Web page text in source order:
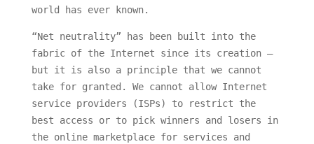
world has ever known.
“Net neutrality” has been built into the
fabric of the Internet since its creation —
but it is also a principle that we cannot
take for granted. We cannot allow Internet
service providers (ISPs) to restrict the
best access or to pick winners and losers in
the online marketplace for services and